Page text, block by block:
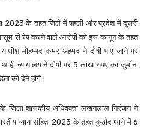
2023 के तहत जिले में पहली और प्रदेश में दूसरी
से रेप करने वाले आरोपी को इस कानून के तहत
मोहम्मद कमर अहमद ने दोषी पाए जाने पर
न्यायालय ने दोषी पर 5 लाख रुपए का जुर्माना
को देने होंगे।
जिला शासकीय अधिवक्ता लखनलाल निरंजन ने
न्याय संहिता 2023 के तहत कुठौंद थाने में 6